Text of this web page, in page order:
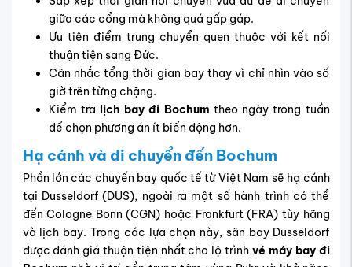
giữa các cổng mà không quá gấp gáp.
Ưu tiên điểm trung chuyển quen thuộc với kết nối
thuận tiện sang Đức.
Cân nhắc tổng thời gian bay thay vì chỉ nhìn vào số
giờ trên từng chặng.
Kiểm tra lịch bay đi Bochum theo ngày trong tuần
để chọn phương án ít biến động hơn.
Hạ cánh và di chuyển đến Bochum
Phần lớn các chuyến bay quốc tế từ Việt Nam sẽ hạ cánh
tại Dusseldorf (DUS), ngoài ra một số hành trình có thể
đến Cologne Bonn (CGN) hoặc Frankfurt (FRA) tùy hãng
và lịch bay. Trong các lựa chọn này, sân bay Dusseldorf
được đánh giá thuận tiện nhất cho lộ trình vé máy bay đi